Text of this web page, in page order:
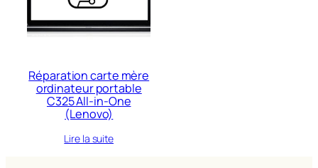
Réparation carte mère
ordinateur portable
C325 All-in-One
(Lenovo)
Lire la suite